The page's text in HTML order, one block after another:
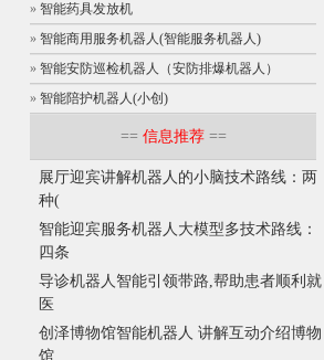
» 智能药具发放机
» 智能商用服务机器人(智能服务机器人)
» 智能安防巡检机器人（安防排爆机器人）
» 智能陪护机器人(小创)
== 信息推荐==
展厅迎宾讲解机器人的小脑技术路线：两
种(
智能迎宾服务机器人大模型多技术路线：
四条
导诊机器人智能引领带路,帮助患者顺利就
医
创泽博物馆智能机器人 讲解互动介绍博物
馆